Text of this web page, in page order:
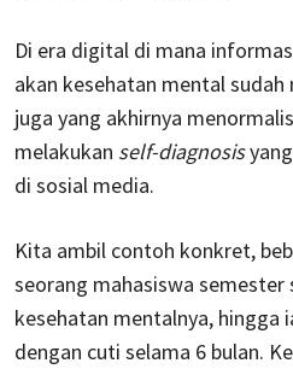
Di era digital di mana
akan kesehatan mental
juga yang akhirnya
melakukan self-diagnosis
di sosial media.
Kita ambil contoh konkret,
seorang mahasiswa
kesehatan mentalnya, hingga
dengan cuti selama 6 bulan.